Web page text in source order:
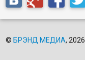
© БРЭНД МЕДИА, 2026